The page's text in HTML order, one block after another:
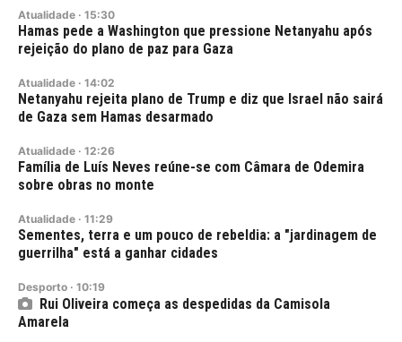
Atualidade · 15:30
Hamas pede a Washington que pressione Netanyahu após
rejeição do plano de paz para Gaza
Atualidade · 14:02
Netanyahu rejeita plano de Trump e diz que Israel não sairá
de Gaza sem Hamas desarmado
Atualidade · 12:26
Família de Luís Neves reúne-se com Câmara de Odemira
sobre obras no monte
Atualidade · 11:29
Sementes, terra e um pouco de rebeldia: a "jardinagem de
guerrilha" está a ganhar cidades
Desporto · 10:19
Rui Oliveira começa as despedidas da Camisola
Amarela